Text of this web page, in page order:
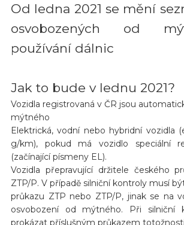
Od ledna 2021 se mění
osvobozených od
používání dálnic
Jak to bude v lednu 2021?
Vozidla registrovaná v ČR jsou
mýtného
Elektrická, vodní nebo hybridní vozidla
g/km), pokud má vozidlo speciální
(začínající písmeny EL).
Vozidla přepravující držitele českého
ZTP/P. V případě silniční kontroly musí
průkazu ZTP nebo ZTP/P, jinak se na
osvobození od mýtného. Při silniční
prokázat příslušným průkazem